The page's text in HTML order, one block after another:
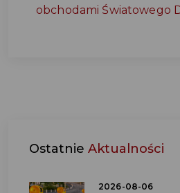
obchodami Światowego
Ostatnie Aktualności
2026-08-06